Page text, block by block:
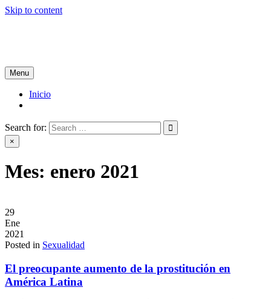
Skip to content
Menu
Inicio
Search for:
×
Mes: enero 2021
29
Ene
2021
Posted in Sexualidad
El preocupante aumento de la prostitución en
América Latina